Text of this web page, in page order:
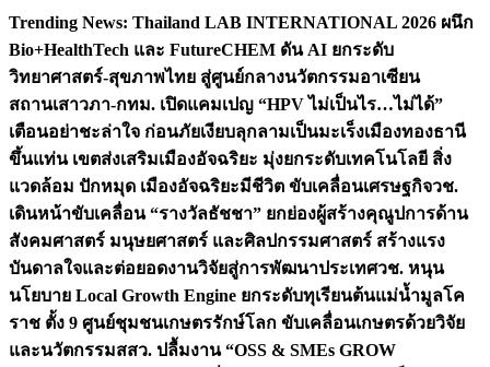
Skip
content
Trending News: Thailand LAB INTERNATIONAL 2026 ผนึก
Bio+HealthTech และ FutureCHEM ดัน AI ยกระดับ
วิทยาศาสตร์-สุขภาพไทย สู่ศูนย์กลางนวัตกรรมอาเซียน
สถานเสาวภา-กทม. เปิดแคมเปญ “HPV ไม่เป็นไร…ไม่ได้”
เตือนอย่าชะล่าใจ ก่อนภัยเงียบลุกลามเป็นมะเร็งเมืองทองธานี
ขึ้นแท่น เขตส่งเสริมเมืองอัจฉริยะ มุ่งยกระดับเทคโนโลยี สิ่ง
แวดล้อม ปักหมุด เมืองอัจฉริยะมีชีวิต ขับเคลื่อนเศรษฐกิจวช.
เดินหน้าขับเคลื่อน “รางวัลธัชชา” ยกย่องผู้สร้างคุณูปการด้าน
สังคมศาสตร์ มนุษยศาสตร์ และศิลปกรรมศาสตร์ สร้างแรง
บันดาลใจและต่อยอดงานวิจัยสู่การพัฒนาประเทศวช. หนุน
นโยบาย Local Growth Engine ยกระดับทุเรียนต้นแม่น้ำมูลโค
ราช ตั้ง 9 ศูนย์ชุมชนเกษตรรักษ์โลก ขับเคลื่อนเกษตรด้วยวิจัย
และนวัตกรรมสสว. ปลื้มงาน “OSS & SMEs GROW